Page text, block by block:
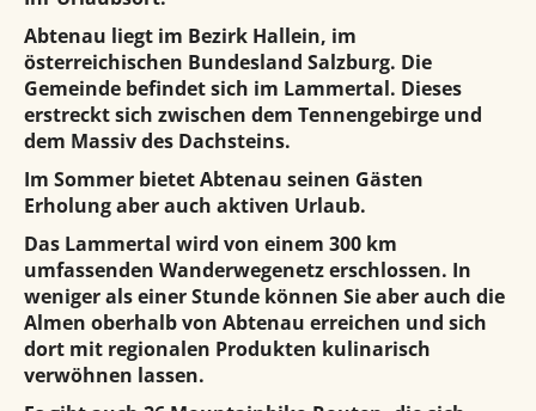
Abtenau liegt im Bezirk Hallein, im
österreichischen Bundesland Salzburg. Die
Gemeinde befindet sich im Lammertal. Dieses
erstreckt sich zwischen dem Tennengebirge und
dem Massiv des Dachsteins.
Im Sommer bietet Abtenau seinen Gästen
Erholung aber auch aktiven Urlaub.
Das Lammertal wird von einem 300 km
umfassenden Wanderwegenetz erschlossen. In
weniger als einer Stunde können Sie aber auch die
Almen oberhalb von Abtenau erreichen und sich
dort mit regionalen Produkten kulinarisch
verwöhnen lassen.